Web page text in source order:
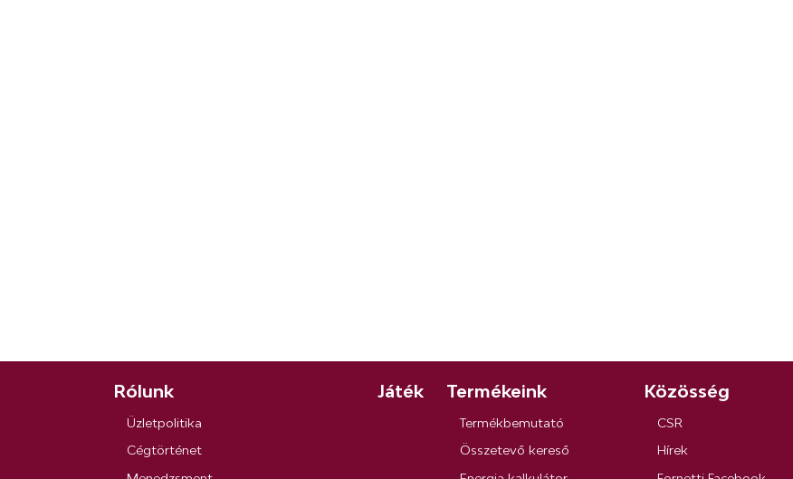
Rólunk
Üzletpolitika
Cégtörténet
Játék Termékeink
Termékbemutató
Összetevő kereső
Közösség
CSR
Hírek